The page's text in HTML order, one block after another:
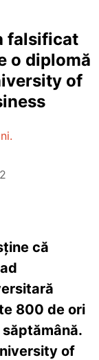
falsificat
o diplomă
of
că
800 de ori
of